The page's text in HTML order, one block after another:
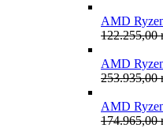
AMD
122.255,00
AMD
253.935,00
AMD
174.965,00